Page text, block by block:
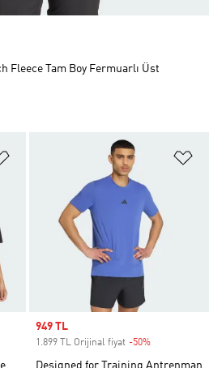
Favori Listesine Ekle
Sale price
949 TL
1.899 TL Orijinal fiyat -50%
Designed for Training Antrenman
Fleece Tam Boy Fermuarlı Üst